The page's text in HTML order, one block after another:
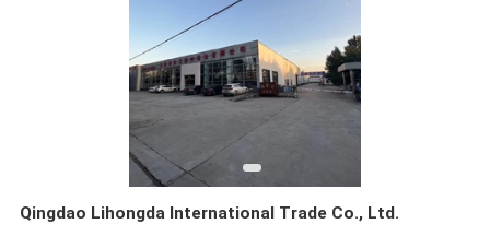
Qingdao Lihongda International Trade Co., Ltd.